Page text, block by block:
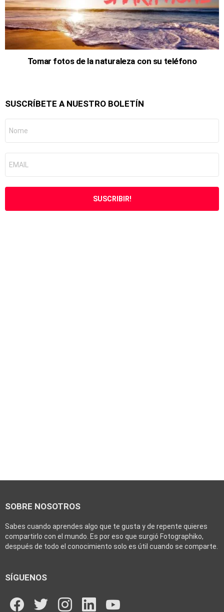
Tomar fotos de la naturaleza con su teléfono
SUSCRÍBETE A NUESTRO BOLETÍN
SOBRE NOSOTROS
Sabes cuando aprendes algo que te gusta y de repente quieres
compartirlo con el mundo. Es por eso que surgió Fotographiko,
después de todo el conocimiento solo es útil cuando se comparte.
SÍGUENOS